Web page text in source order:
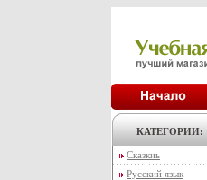
КАТЕГОРИИ:
Сказкиь
Русский язык